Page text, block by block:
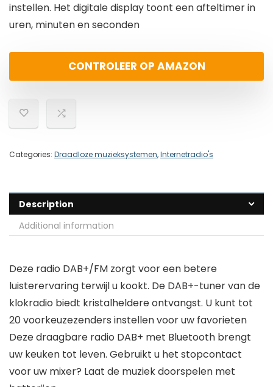
instellen. Het digitale display toont een afteltimer in
uren, minuten en seconden
CONTROLEER OP AMAZON
Categories: Draadloze muzieksystemen,Internetradio's
Description
Additional information
Deze radio DAB+/FM zorgt voor een betere
luisterervaring terwijl u kookt. De DAB+-tuner van de
klokradio biedt kristalheldere ontvangst. U kunt tot
20 voorkeuzezenders instellen voor uw favorieten
Deze draagbare radio DAB+ met Bluetooth brengt
uw keuken tot leven. Gebruikt u het stopcontact
voor uw mixer? Laat de muziek doorspelen met